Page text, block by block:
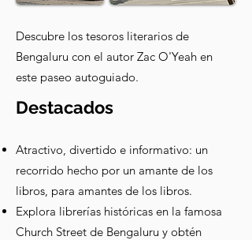
Descubre los tesoros literarios de
Bengaluru con el autor Zac O'Yeah en
este paseo autoguiado.
Destacados
Atractivo, divertido e informativo: un
recorrido hecho por un amante de los
libros, para amantes de los libros.
Explora librerías históricas en la famosa
Church Street de Bengaluru y obtén